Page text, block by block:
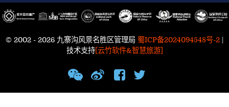
© 2002 - 2026 九寨沟风景名胜区管理局 蜀ICP备2024094548号-2 |
技术支持[云竹软件&智慧旅游]